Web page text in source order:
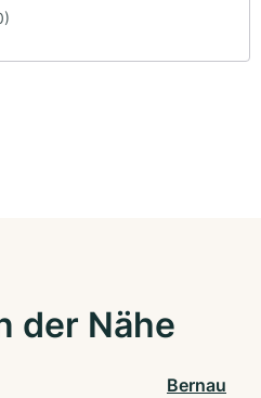
der Nähe
Bernau